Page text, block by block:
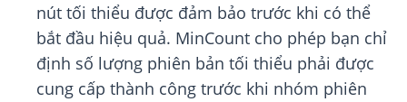
nút tối thiểu được đảm bảo trước khi có thể
bắt đầu hiệu quả. MinCount cho phép bạn chỉ
định số lượng phiên bản tối thiểu phải được
cung cấp thành công trước khi nhóm phiên